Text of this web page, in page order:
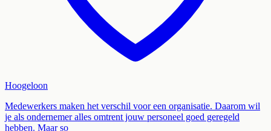
Hoogeloon
Medewerkers maken het verschil voor een organisatie. Daarom wil
je als ondernemer alles omtrent jouw personeel goed geregeld
hebben. Maar so